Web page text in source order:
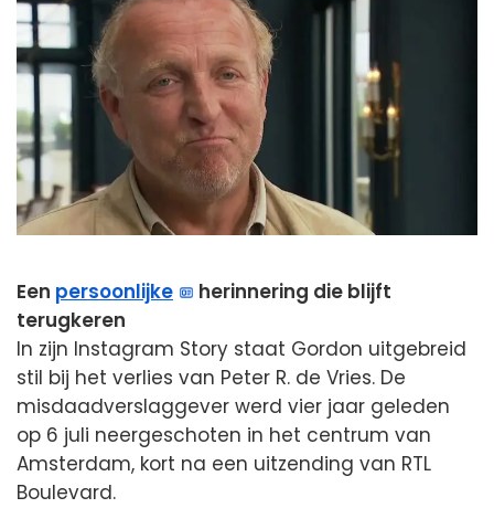
Een persoonlijke
herinnering die blijft
terugkeren
In zijn Instagram Story staat Gordon uitgebreid
stil bij het verlies van Peter R. de Vries. De
misdaadverslaggever werd vier jaar geleden
op 6 juli neergeschoten in het centrum van
Amsterdam, kort na een uitzending van RTL
Boulevard.